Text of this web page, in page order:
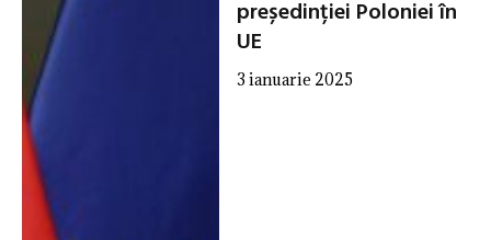
președinției Poloniei în
UE
3 ianuarie 2025